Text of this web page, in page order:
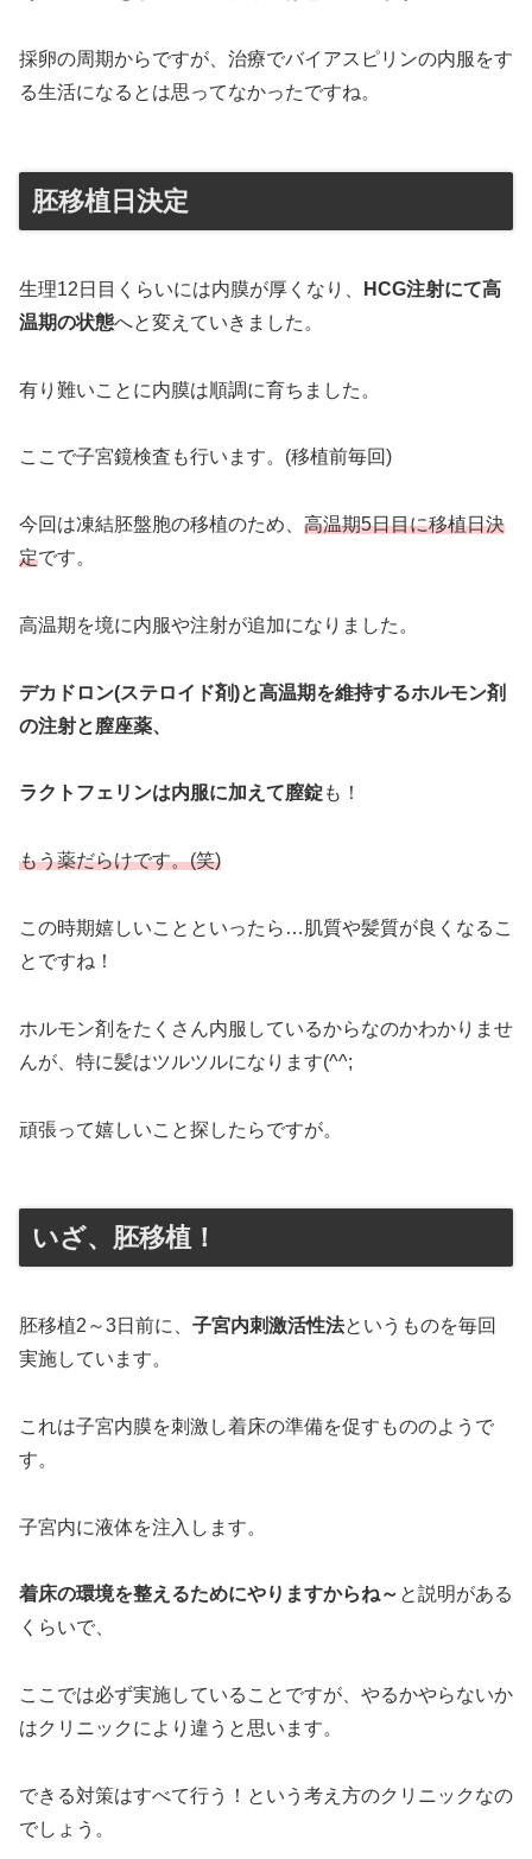
採卵の周期からですが、治療でバイアスピリンの内服をす
る生活になるとは思ってなかったですね。
胚移植日決定
生理12日目くらいには内膜が厚くなり、
HCG注射にて高
温期の状態へと変えていきました。
有り難いことに内膜は順調に育ちました。
ここで子宮鏡検査も行います。(移植前毎回)
今回は凍結胚盤胞の移植のため、 高温期5日目に移植日決
定です。
高温期を境に内服や注射が追加になりました。
デカドロン(ステロイド剤)と高温期を維持するホルモン剤
の注射と膣座薬、
ラクトフェリンは内服に加えて膣錠も！
もう薬だらけです。(笑)
この時期嬉しいことといったら…肌質や髪質が良くなるこ
とですね！
ホルモン剤をたくさん内服しているからなのかわかりませ
んが、特に髪はツルツルになります(^^;
頑張って嬉しいこと探したらですが。
いざ、胚移植！
胚移植2～3日前に、 子宮内刺激活性法というものを毎回
実施しています。
これは子宮内膜を刺激し着床の準備を促すもののようで
す。
子宮内に液体を注入します。
着床の環境を整えるためにやりますからね～ と説明がある
くらいで、
ここでは必ず実施していることですが、やるかやらないか
はクリニックにより違うと思います。
できる対策はすべて行う！という考え方のクリニックなの
でしょう。